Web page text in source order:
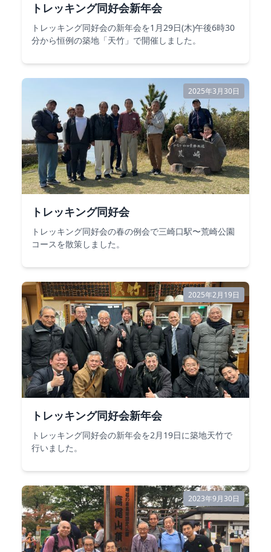
トレッキング同好会新年会
トレッキング同好会の新年会を1月29日(木)午後6時30
分から恒例の築地「天竹」で開催しました。
2025年3月30日
トレッキング同好会
トレッキング同好会の春の例会で三崎口駅〜荒崎公園
コースを散策しました。
2025年2月19日
トレッキング同好会新年会
トレッキング同好会の新年会を2月19日に築地天竹で
行いました。
2023年9月30日